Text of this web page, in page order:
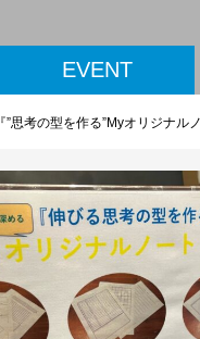
EVENT
『”思考の型を作る”Myオリジナル